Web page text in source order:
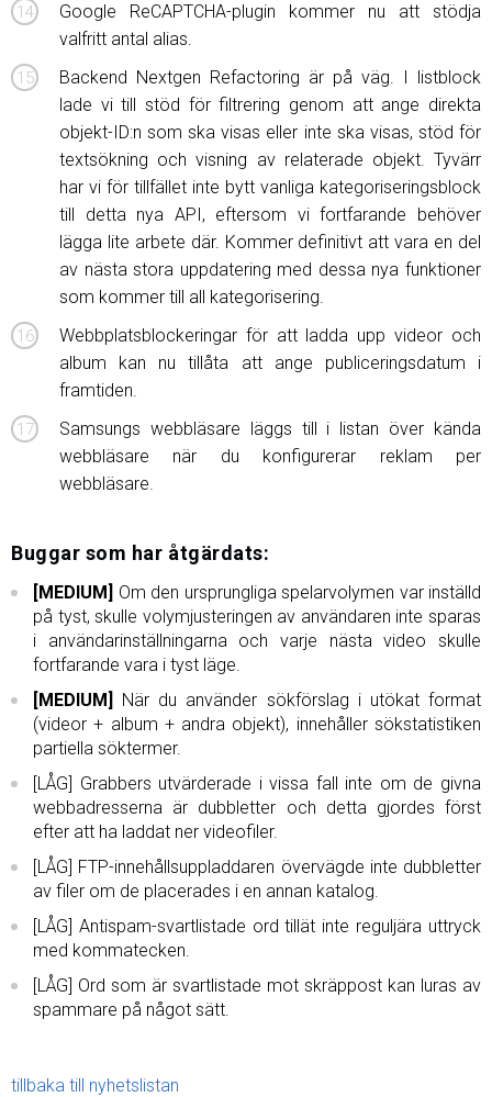
Google ReCAPTCHA-plugin kommer nu att stödja
valfritt antal alias.
Backend Nextgen Refactoring är på väg. I listblock
lade vi till stöd för filtrering genom att ange direkta
objekt-ID:n som ska visas eller inte ska visas, stöd för
textsökning och visning av relaterade objekt. Tyvärr
har vi för tillfället inte bytt vanliga kategoriseringsblock
till detta nya API, eftersom vi fortfarande behöver
lägga lite arbete där. Kommer definitivt att vara en del
av nästa stora uppdatering med dessa nya funktioner
som kommer till all kategorisering.
Webbplatsblockeringar för att ladda upp videor och
album kan nu tillåta att ange publiceringsdatum i
framtiden.
Samsungs webbläsare läggs till i listan över kända
webbläsare när du konfigurerar reklam per
webbläsare.
Buggar som har åtgärdats:
[MEDIUM] Om den ursprungliga spelarvolymen var inställd
på tyst, skulle volymjusteringen av användaren inte sparas
i användarinställningarna och varje nästa video skulle
fortfarande vara i tyst läge.
[MEDIUM]
När du använder sökförslag i utökat format
(videor + album + andra objekt), innehåller sökstatistiken
partiella söktermer.
[LÅG] Grabbers utvärderade i vissa fall inte om de givna
webbadresserna är dubbletter och detta gjordes först
efter att ha laddat ner videofiler.
[LÅG] FTP-innehållsuppladdaren övervägde inte dubbletter
av filer om de placerades i en annan katalog.
[LÅG] Antispam-svartlistade ord tillät inte reguljära uttryck
med kommatecken.
[LÅG] Ord som är svartlistade mot skräppost kan luras av
spammare på något sätt.
tillbaka till nyhetslistan